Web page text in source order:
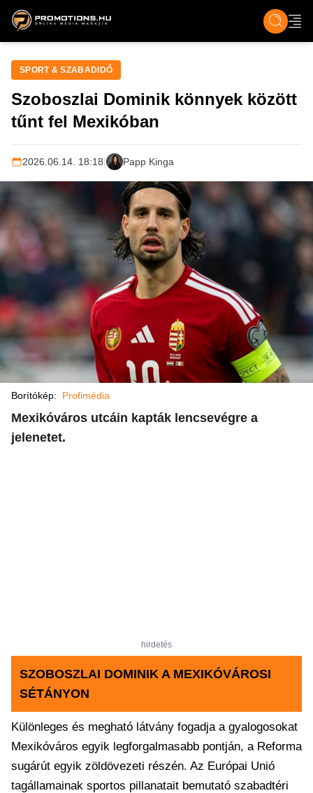
ZENE, FILM & KULT ÉLET TECH &
SPORT & SZABADIDŐ
Szoboszlai Dominik könnyek között
tűnt fel Mexikóban
2026.06.14. 18:18| Papp Kinga
Borítókép: Profimédia
Mexikóváros utcáin kapták lencsevégre a
jelenetet.
hirdetés
SZOBOSZLAI DOMINIK A MEXIKÓVÁROSI
SÉTÁNYON
Különleges és megható látvány fogadja a gyalogosokat
Mexikóváros egyik legforgalmasabb pontján, a Reforma
sugárút egyik zöldövezeti részén. Az Európai Unió
tagállamainak sportos pillanatait bemutató szabadtéri